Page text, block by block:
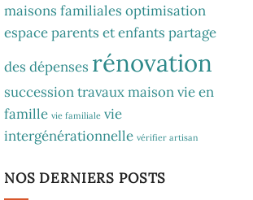
maisons familiales optimisation
espaceparents et enfants partage
des dépenses rénovation
successiontravaux maisonvie en
famille vie familiale vie
intergénérationnelle vérifier artisan
NOS DERNIERS POSTS